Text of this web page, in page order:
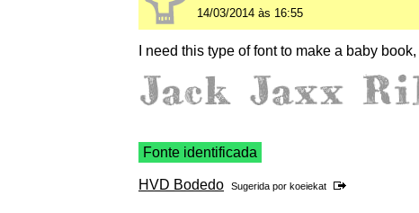
14/03/2014 às 16:55
I need this type of font to make a baby
Fonte identificada
HVD Bodedo Sugerida por koeiekat